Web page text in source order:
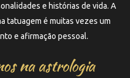
e histórias de vida. A
tatuagem é muitas vezes um
e afirmação pessoal.
na astrologia